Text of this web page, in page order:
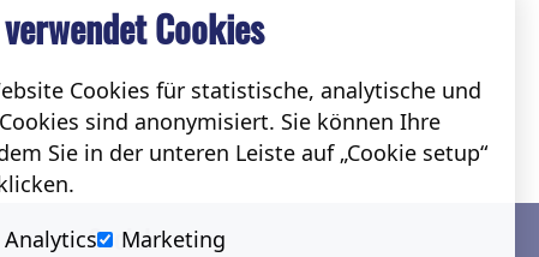
Social
Cookies
Cookies für statistische, analytische und
sind anonymisiert. Sie können Ihre
Sie in der unteren Leiste auf „Cookie setup“
Analytics Marketing